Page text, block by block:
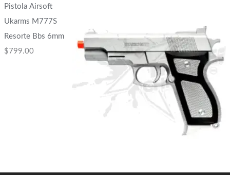
Pistola Airsoft
Ukarms M777S
Resorte Bbs 6mm
$ 799.00